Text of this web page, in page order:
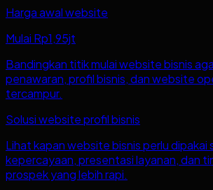
Harga awal website
Mulai Rp1,95jt
Bandingkan titik mulai website bisnis
penawaran, profil bisnis, dan website
tercampur.
Solusi website profil bisnis
Lihat kapan website bisnis perlu dipakai
kepercayaan, presentasi layanan, dan
prospek yang lebih rapi.